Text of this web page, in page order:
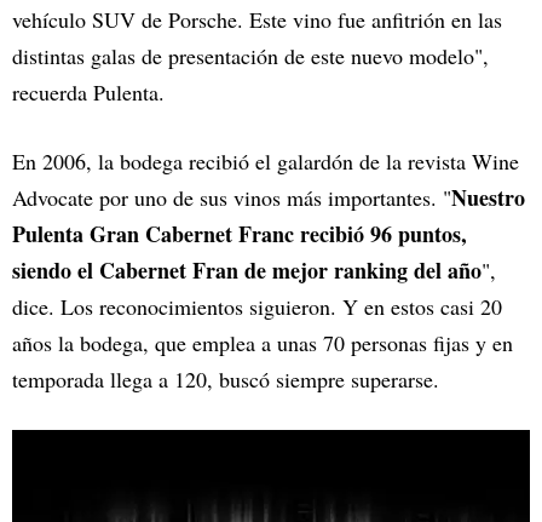
vehículo SUV de Porsche. Este vino fue anfitrión en las
distintas galas de presentación de este nuevo modelo",
recuerda Pulenta.
En 2006, la bodega recibió el galardón de la revista Wine
Advocate por uno de sus vinos más importantes. "Nuestro
Pulenta Gran Cabernet Franc recibió 96 puntos,
siendo el Cabernet Fran de mejor ranking del año",
dice. Los reconocimientos siguieron. Y en estos casi 20
años la bodega, que emplea a unas 70 personas fijas y en
temporada llega a 120, buscó siempre superarse.